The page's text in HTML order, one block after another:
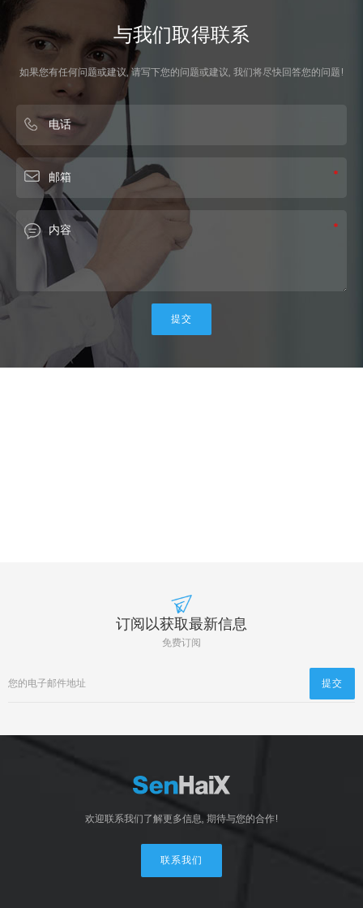
与我们取得联系
如果您有任何问题或建议, 请写下您的问题或建议, 我们将尽快回答您的问题!
订阅以获取最新信息
免费订阅
欢迎联系我们了解更多信息, 期待与您的合作!
联系我们